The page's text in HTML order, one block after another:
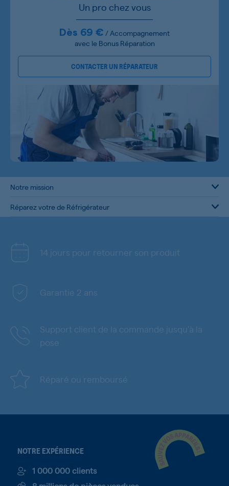
Un pro chez vous
Dès 69 € / Accompagnement
avec le Bonus Réparation
CONTACTER UN RÉPARATEUR
Notre mission
Réparez votre de Réfrigérateur
14 jours pour retourner son produit
Garantie 2 ans
Support client de la commande jusqu'à la
pose
Réparé ou remboursé
NOTRE EXPÉRIENCE
1 000 000 clients